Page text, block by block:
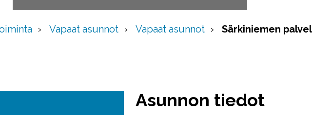
Vapaat asunnot Vapaat asunnot Särkiniemen
Asunnon tiedot